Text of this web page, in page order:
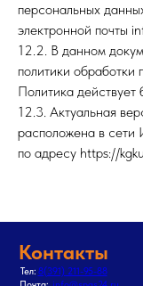
персональных
электронной почты
12.2. В данном
политики
Политика
12.3. Актуальная
расположена в сети
по адресу https://